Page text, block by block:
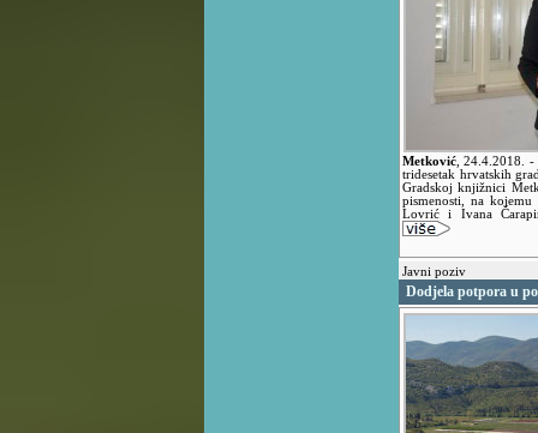
Metković ,24.4.2018. -
tridesetak hrvatskih
Gradskoj knjižnici
pismenosti, na kojemu
Lovrić i Ivana
Javni poziv
Dodjela potpora u